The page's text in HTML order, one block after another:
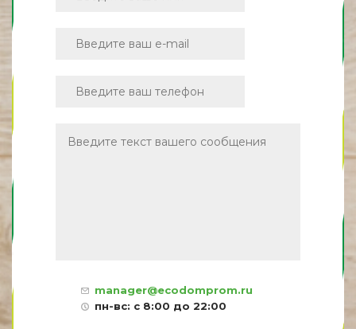
manager@ecodomprom.ru
пн-вс: с 8:00 до 22:00